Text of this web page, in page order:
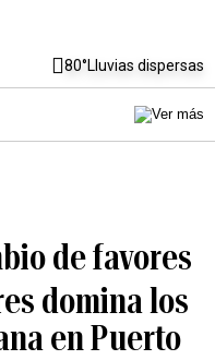
80°Lluvias dispersas
de favores
domina los
en Puerto